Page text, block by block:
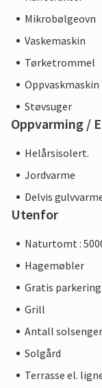
Mikrobølgeovn
Vaskemaskin
Tørketrommel
Oppvaskmaskin
Støvsuger
Oppvarming /
Helårsisolert.
Jordvarme
Delvis
Utenfor
Naturtomt :
Hagemøbler
Gratis
Grill
Antall
Solgård
Terrasse el.